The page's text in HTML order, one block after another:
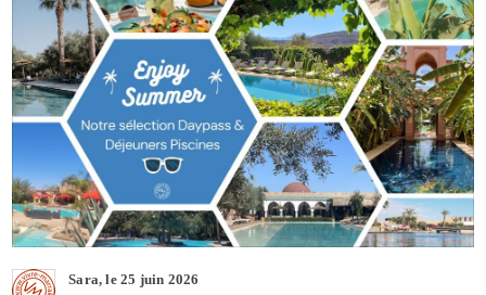
Sara, le 25 juin 2026